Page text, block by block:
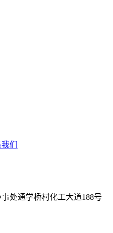
们
处通学桥村化工大道188号